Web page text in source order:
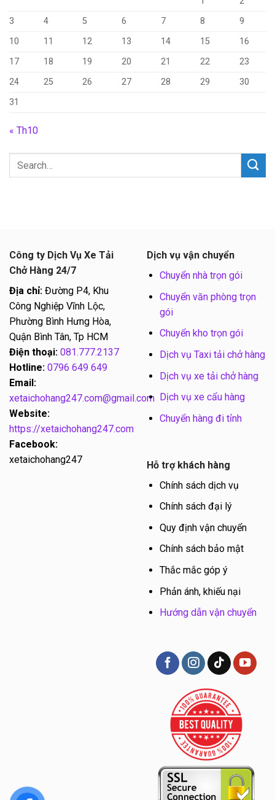
3
4 5 6 7 8
9
10
11 12 13 14 15
16
17
18 19 20 21 22
23
24
25 26 27 28 29
30
31
« Th10
Công ty Dịch Vụ Xe Tải
Chở Hàng 24/7
Địa chỉ: Đường P4, Khu
Công Nghiệp Vĩnh Lộc,
Phường Bình Hưng Hòa,
Quận Bình Tân, Tp HCM
Điện thoại: 081.777.2137
Hotline: 0796 649 649
Email:
xetaichohang247.com@gmail.com
Website:
https://xetaichohang247.com
Facebook:
xetaichohang247
Dịch vụ vận chuyển
Chuyển nhà trọn gói
Chuyển văn phòng trọn
gói
Chuyển kho trọn gói
Dịch vụ Taxi tải chở hàng
Dịch vụ xe tải chở hàng
Dịch vụ xe cẩu hàng
Chuyển hàng đi tỉnh
Hỗ trợ khách hàng
Chính sách dịch vụ
Chính sách đại lý
Quy định vận chuyển
Chính sách bảo mật
Thắc mắc góp ý
Phản ánh, khiếu nại
Hướng dẫn vận chuyển